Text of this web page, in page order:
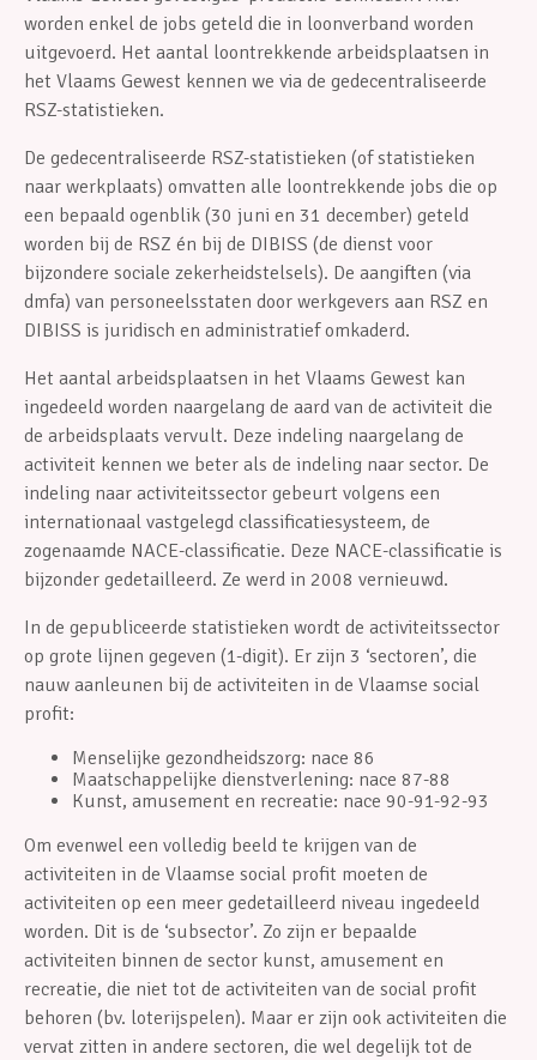
worden enkel de jobs geteld die in loonverband worden
uitgevoerd. Het aantal loontrekkende arbeidsplaatsen in
het Vlaams Gewest kennen we via de gedecentraliseerde
RSZ-statistieken.
De gedecentraliseerde RSZ-statistieken (of statistieken
naar werkplaats) omvatten alle loontrekkende jobs die op
een bepaald ogenblik (30 juni en 31 december) geteld
worden bij de RSZ én bij de DIBISS (de dienst voor
bijzondere sociale zekerheidstelsels). De aangiften (via
dmfa) van personeelsstaten door werkgevers aan RSZ en
DIBISS is juridisch en administratief omkaderd.
Het aantal arbeidsplaatsen in het Vlaams Gewest kan
ingedeeld worden naargelang de aard van de activiteit die
de arbeidsplaats vervult. Deze indeling naargelang de
activiteit kennen we beter als de indeling naar sector. De
indeling naar activiteitssector gebeurt volgens een
internationaal vastgelegd classificatiesysteem, de
zogenaamde NACE-classificatie. Deze NACE-classificatie is
bijzonder gedetailleerd. Ze werd in 2008 vernieuwd.
In de gepubliceerde statistieken wordt de activiteitssector
op grote lijnen gegeven (1-digit). Er zijn 3 ‘sectoren’, die
nauw aanleunen bij de activiteiten in de Vlaamse social
profit:
Menselijke gezondheidszorg: nace 86
Maatschappelijke dienstverlening: nace 87-88
Kunst, amusement en recreatie: nace 90-91-92-93
Om evenwel een volledig beeld te krijgen van de
activiteiten in de Vlaamse social profit moeten de
activiteiten op een meer gedetailleerd niveau ingedeeld
worden. Dit is de ‘subsector’. Zo zijn er bepaalde
activiteiten binnen de sector kunst, amusement en
recreatie, die niet tot de activiteiten van de social profit
behoren (bv. loterijspelen). Maar er zijn ook activiteiten die
vervat zitten in andere sectoren, die wel degelijk tot de